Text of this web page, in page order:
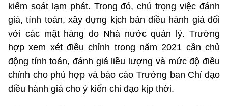
kiểm soát lạm phát. Trong đó, chú trọng việc đánh
giá, tính toán, xây dựng kịch bản điều hành giá đối
với các mặt hàng do Nhà nước quản lý. Trường
hợp xem xét điều chỉnh trong năm 2021 cần chủ
động tính toán, đánh giá liều lượng và mức độ điều
chỉnh cho phù hợp và báo cáo Trưởng ban Chỉ đạo
điều hành giá cho ý kiến chỉ đạo kịp thời.